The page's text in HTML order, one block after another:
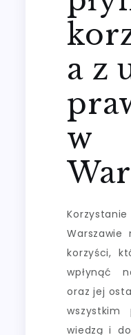
a z
w
Warszawie
korzyści,
wpłynąć
oraz jej
wszystkim
wiedzą i